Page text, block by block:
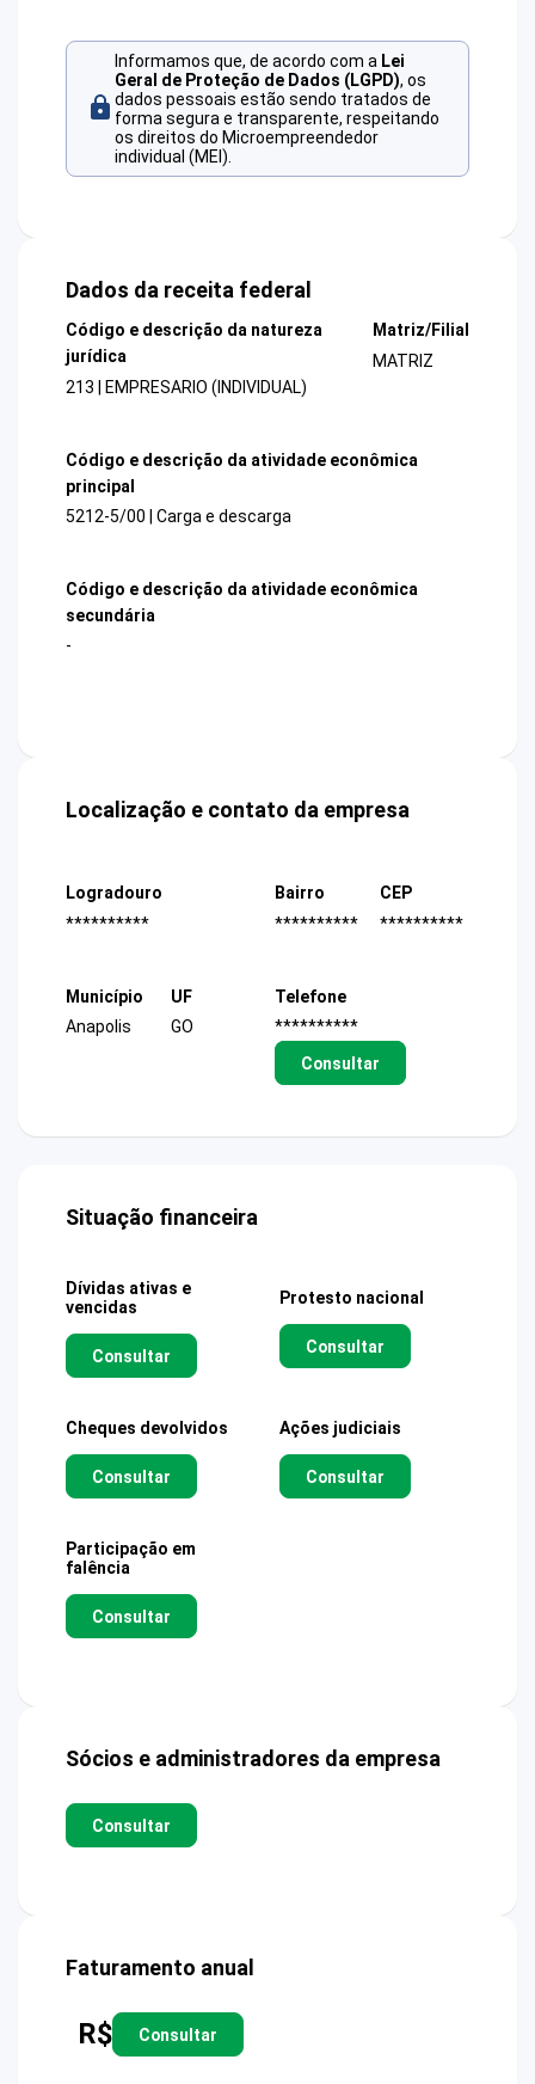
Informamos que, de acordo com a Lei
Geral de Proteção de Dados (LGPD), os
dados pessoais estão sendo tratados de
forma segura e transparente, respeitando
os direitos do Microempreendedor
individual (MEI).
Dados da receita federal
Código e descrição da natureza
jurídica
213 | EMPRESARIO (INDIVIDUAL)
Matriz/Filial
MATRIZ
Código e descrição da atividade econômica
principal
5212-5/00 | Carga e descarga
Código e descrição da atividade econômica
secundária
-
Localização e contato da empresa
Logradouro
**********
Bairro
**********
CEP
**********
Município
Anapolis
UF
GO
Telefone
**********
Consultar
Situação financeira
Dívidas ativas e
vencidas
Consultar
Protesto nacional
Consultar
Cheques devolvidos
Consultar
Ações judiciais
Consultar
Participação em
falência
Consultar
Sócios e administradores da empresa
Consultar
Faturamento anual
R$ Consultar